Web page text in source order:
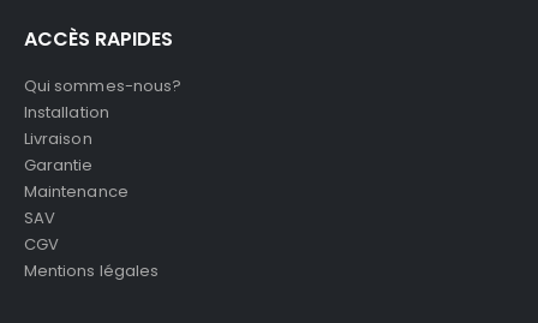
ACCÈS RAPIDES
Qui sommes-nous?
Installation
Livraison
Garantie
Maintenance
SAV
CGV
Mentions légales